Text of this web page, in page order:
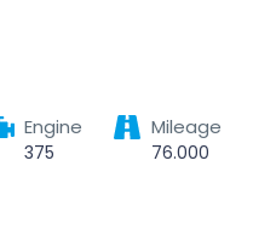
Engine
375
Mileage
76.000